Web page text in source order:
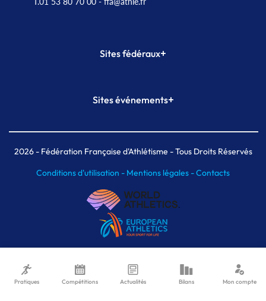
Sites fédéraux+
Plateforme Formation
Sites événements+
Meeting de Paris indoor
MAIF Ekiden de Paris
2026- Fédération Française d'Athlétisme - Tous Droits Réservés
Conditions d'utilisation - Mentions légales -Contacts
Pratiques Compétitions Actualités Bilans Mon compte